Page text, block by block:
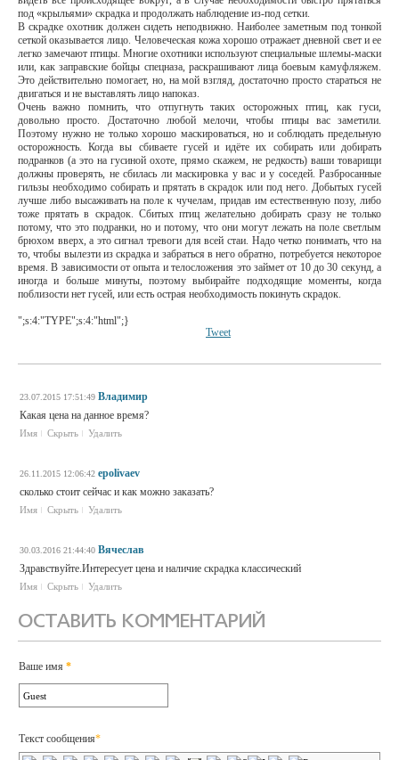
под «крыльями» скрадка и продолжать наблюдение из-под сетки.
В скрадке охотник должен сидеть неподвижно. Наиболее заметным под тонкой
сеткой оказывается лицо. Человеческая кожа хорошо отражает дневной свет и ее
легко замечают птицы. Многие охотники используют специальные шлемы-маски
или, как заправские бойцы спецназа, раскрашивают лица боевым камуфляжем.
Это действительно помогает, но, на мой взгляд, достаточно просто стараться не
двигаться и не выставлять лицо напоказ.
Очень важно помнить, что отпугнуть таких осторожных птиц, как гуси,
довольно просто. Достаточно любой мелочи, чтобы птицы вас заметили.
Поэтому нужно не только хорошо маскироваться, но и соблюдать предельную
осторожность. Когда вы сбиваете гусей и идёте их собирать или добирать
подранков (а это на гусиной охоте, прямо скажем, не редкость) ваши товарищи
должны проверять, не сбилась ли маскировка у вас и у соседей. Разбросанные
гильзы необходимо собирать и прятать в скрадок или под него. Добытых гусей
лучше либо высаживать на поле к чучелам, придав им естественную позу, либо
тоже прятать в скрадок. Сбитых птиц желательно добирать сразу не только
потому, что это подранки, но и потому, что они могут лежать на поле светлым
брюхом вверх, а это сигнал тревоги для всей стаи. Надо четко понимать, что на
то, чтобы вылезти из скрадка и забраться в него обратно, потребуется некоторое
время. В зависимости от опыта и телосложения это займет от 10 до 30 секунд, а
иногда и больше минуты, поэтому выбирайте подходящие моменты, когда
поблизости нет гусей, или есть острая необходимость покинуть скрадок.
";s:4:"TYPE";s:4:"html";}
Tweet
23.07.2015 17:51:49 Владимир
Какая цена на данное время?
Имя Скрыть Удалить
26.11.2015 12:06:42 epolivaev
сколько стоит сейчас и как можно заказать?
Имя Скрыть Удалить
30.03.2016 21:44:40 Вячеслав
Здравствуйте.Интересует цена и наличие скрадка классический
Имя Скрыть Удалить
ОСТАВИТЬ КОММЕНТАРИЙ
Ваше имя *
Текст сообщения*